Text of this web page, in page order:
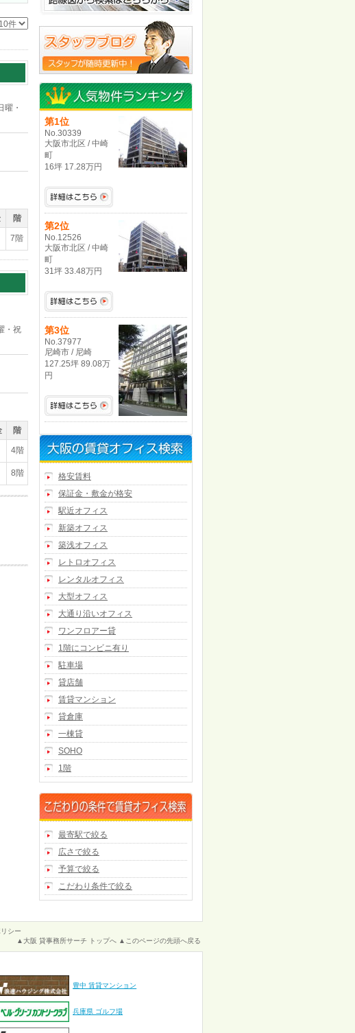
曜・
階
7階
・祝
階
4階
8階
第1位
No.30339
大阪市北区 / 中崎
町
16坪 17.28万円
第2位
No.12526
大阪市北区 / 中崎
町
31坪 33.48万円
第3位
No.37977
尼崎市 / 尼崎
127.25坪 89.08万
円
格安賃料
保証金・敷金が格安
駅近オフィス
新築オフィス
築浅オフィス
レトロオフィス
レンタルオフィス
大型オフィス
大通り沿いオフィス
ワンフロアー貸
1階にコンビニ有り
駐車場
貸店舗
賃貸マンション
貸倉庫
一棟貸
SOHO
1階
最寄駅で絞る
広さで絞る
予算で絞る
こだわり条件で絞る
シー
▲大阪 貸事務所サーチ トップへ ▲このページの先頭へ戻る
豊中 賃貸マンション
兵庫県 ゴルフ場